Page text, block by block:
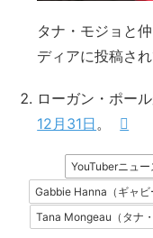
タナ・モジョと
ディアに投稿され
ローガン・ポー
12月31日。
YouTuberニュー
Gabbie Hanna（ギャビ
Tana Mongeau（タナ・